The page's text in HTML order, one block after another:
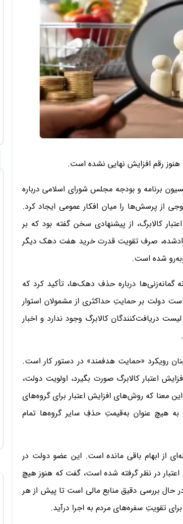
رقم افزایش نهایی نشده است.
برنامه و بودجه مجلس شورای اسلامی درباره
از پرسش‌ها را میان افکار عمومی ایجاد کرد.
کالابرگ، از پیشنهادی سخن گفته بود که بر
صرف تقویت قدرت خرید هفت دهک دیگر
شده است.
درباره حذف دهک‌ها، تأکید کرد که
دولت بر حمایتِ حداکثری از مشمولان استوار
دریافت‌کنندگان کالابرگ وجود ندارد و اخبار
رویکرد «حمایت هدفمند» در دستور کار است.
اعتبار کالابرگ صورت بگیرد، اولویت دولت،
معنا که روش‌های افزایش اعتبار برای گروه‌های
به هیچ عنوان به‌قیمتِ حذفِ سایر گروه‌ها تمام
از ابهام باقی مانده است. این عضو دولت در
در نظر گرفته شده است، گفت که هنوز هیچ
بررسی دقیق منابع مالی است تا پیش از هر
تقویتِ سفره‌های مردم به اجرا درآید.